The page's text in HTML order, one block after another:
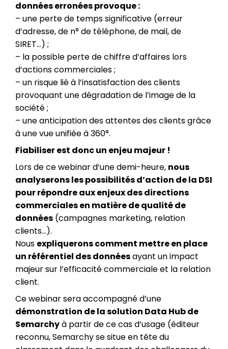
données erronées provoque :
– une perte de temps significative (erreur
d’adresse, de n° de téléphone, de mail, de
SIRET…) ;
– la possible perte de chiffre d’affaires lors
d’actions commerciales ;
– un risque lié à l’insatisfaction des clients
provoquant une dégradation de l’image de la
société ;
– une anticipation des attentes des clients grâce
à une vue unifiée à 360°.
Fiabiliser est donc un enjeu majeur !
Lors de ce webinar d’une demi-heure, nous
analyserons les possibilités d’action de la DSI
pour répondre aux enjeux des directions
commerciales en matière de qualité de
données (campagnes marketing, relation
clients…).
Nous expliquerons comment mettre en place
un référentiel des donnéesayant un impact
majeur sur l’efficacité commerciale et la relation
client.
Ce webinar sera accompagné d’une
démonstration de la solution Data Hub de
Semarchyà partir de ce cas d’usage (éditeur
reconnu, Semarchy se situe en tête du